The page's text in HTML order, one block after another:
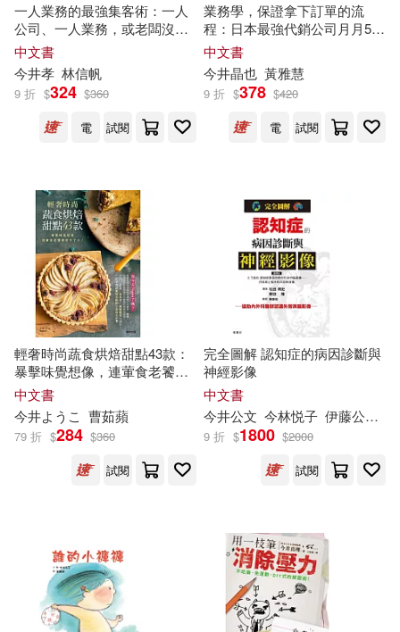
一人業務的最強集客術：一人
公司、一人業務，或老闆沒給
預算的一人行銷必讀寶典，四
步驟讓「潛在顧客」想買時第
一個找你。
中文書
今井孝 林信帆
9 折 $324 $360
電
試閱
業務學，保證拿下訂單的流
程：日本最強代銷公司月月50
萬筆數據分析，免糾纏、免口
才，年年吸引萬人搶上課
中文書
今井晶也 黃雅慧
9 折 $378 $420
電
試閱
輕奢時尚蔬食烘焙甜點43款：
暴擊味覺想像，連葷食老饕都
停不了口!
中文書
今井ようこ 曹茹蘋
79 折 $284 $360
試閱
完全圖解 認知症的病因診斷與
神經影像
中文書
今井公文 今林悦子 伊藤公輝
9 折 $1800 $2000
試閱